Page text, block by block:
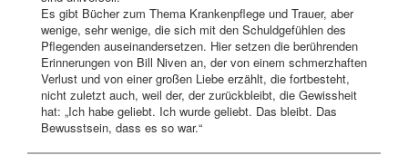
Es gibt Bücher zum Thema Krankenpflege und Trauer, aber
wenige, sehr wenige, die sich mit den Schuldgefühlen des
Pflegenden auseinandersetzen. Hier setzen die berührenden
Erinnerungen von Bill Niven an, der von einem schmerzhaften
Verlust und von einer großen Liebe erzählt, die fortbesteht,
nicht zuletzt auch, weil der, der zurückbleibt, die Gewissheit
hat: „Ich habe geliebt. Ich wurde geliebt. Das bleibt. Das
Bewusstsein, dass es so war.“